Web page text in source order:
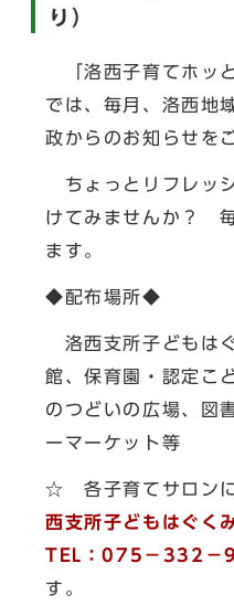
り）
「洛西子育てホッ
では、毎月、洛西地
政からのお知らせを
ちょっとリフレッ
けてみませんか？
ます。
◆配布場所◆
洛西支所子どもは
館、保育園・認定こ
のつどいの広場、図
ーマーケット等
☆ 各子育てサロンに
西支所子どもはぐく
TEL：075－332－
す。